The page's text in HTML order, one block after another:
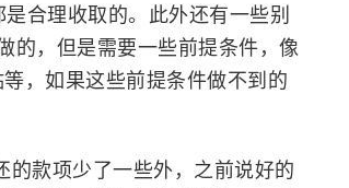
是合理收取的。此外还有一些别
的，但是需要一些前提条件，像
，如果这些前提条件做不到的
的款项少了一些外，之前说好的